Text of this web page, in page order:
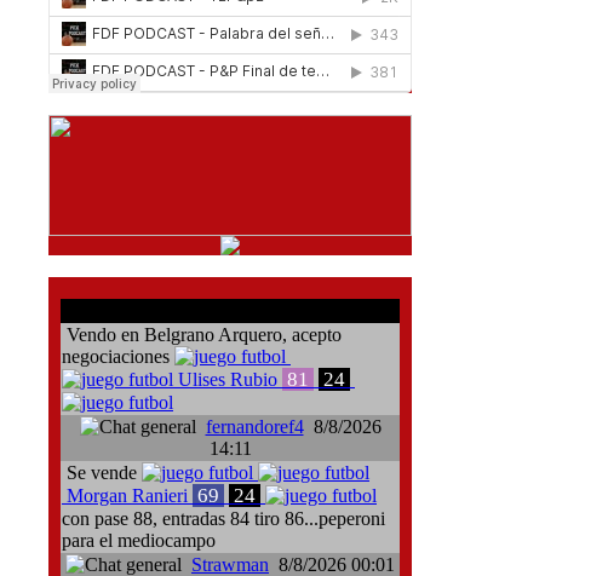
Vendo en Belgrano Arquero, acepto
negociaciones
Ulises Rubio 81 24
fernandoref48/8/2026
14:11
Se vende
Morgan Ranieri 69 24
con pase 88, entradas 84 tiro 86...peperoni
para el mediocampo
Strawman 8/8/2026 00:01